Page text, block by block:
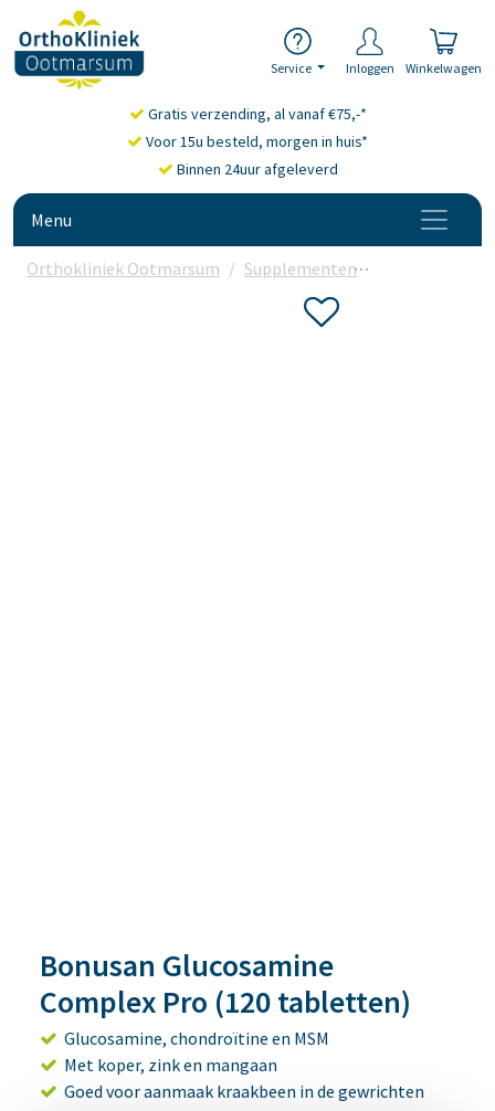
Service Inloggen Winkelwagen
Gratis verzending, al vanaf €75,-*
Voor 15u besteld, morgen in huis*
Binnen 24uur afgeleverd
Menu
Orthokliniek Ootmarsum Supplementen
Bonusan Glucosamine
Complex Pro (120 tabletten)
Glucosamine, chondroïtine en MSM
Met koper, zink en mangaan
Goed voor aanmaak kraakbeen in de gewrichten